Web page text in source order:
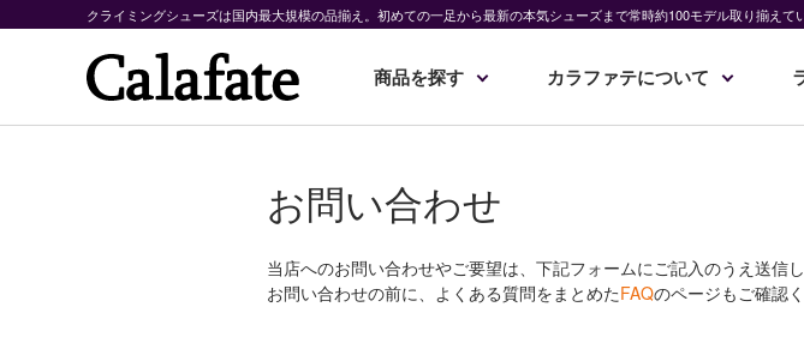
クライミングシューズは国内最大規模の品揃え。初めての一足から最新の本気シューズまで常時約100モデル取り揃えてい
商品を探す カラファテについて
お問い合わせ
当店へのお問い合わせやご要望は、下記フォームにご記入のうえ送信
お問い合わせの前に、よくある質問をまとめたFAQのページもご確認く